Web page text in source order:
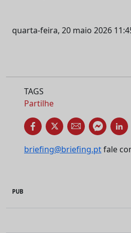
quarta-feira, 20 maio 2026
TAGS
Partilhe
briefing@briefing.ptfale
PUB